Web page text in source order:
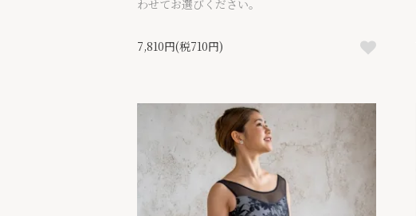
わせてお選びください。
7,810円(税710円)